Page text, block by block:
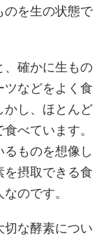
のを生の状態で
、確かに生もの
ツなどをよく食
かし、ほとんど
べています。
ものを想像し
を摂取できる食
のです。
切な酵素につい